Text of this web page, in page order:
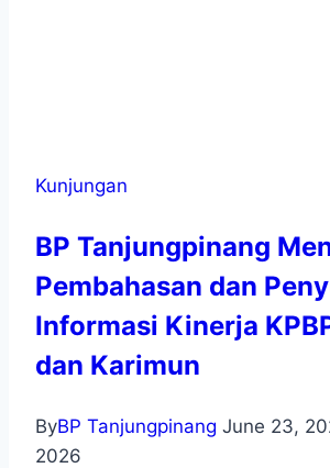
Kunjungan
BP Tanjungpinang
Pembahasan dan
Informasi Kinerja
dan Karimun
ByBP Tanjungpinang June 23,
2026